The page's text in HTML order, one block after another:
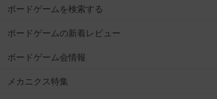
ボードゲームを検索する
ボードゲームの新着レビュー
ボードゲーム会情報
メカニクス特集